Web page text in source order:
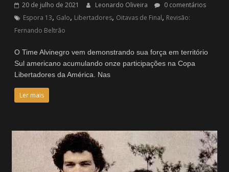
20 de julho de 2021 Leonardo Oliveira
0 comentários
Espora 13, Galo, Libertadores, Oitavas de Final, Revisão:
Fernando Beltrão
O Time Alvinegro vem demonstrando sua força em território
Sul americano acumulando onze participações na Copa
Libertadores da América. Nas
Ler mais